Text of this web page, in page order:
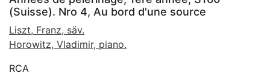
(Suisse). Nro 4, Au bord d'une source
Liszt, Franz, säv.
Horowitz, Vladimir, piano.
RCA